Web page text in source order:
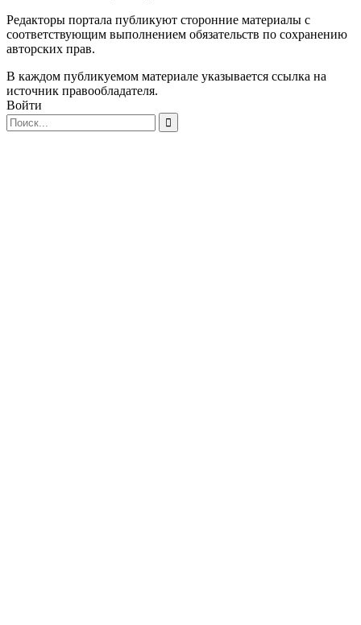
Редакторы портала публикуют сторонние материалы с
соответствующим выполнением обязательств по сохранению
авторских прав.
В каждом публикуемом материале указывается ссылка на
источник правообладателя.
Войти